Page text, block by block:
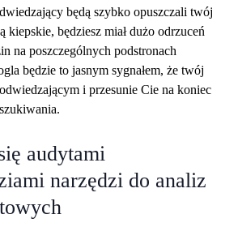
będą szybko opuszczali twój
kiepskie, będziesz miał dużo odrzuceń
na poszczególnych podstronach
będzie to jasnym sygnałem, że twój
i przesunie Cie na koniec
audytami
narzędzi do analiz